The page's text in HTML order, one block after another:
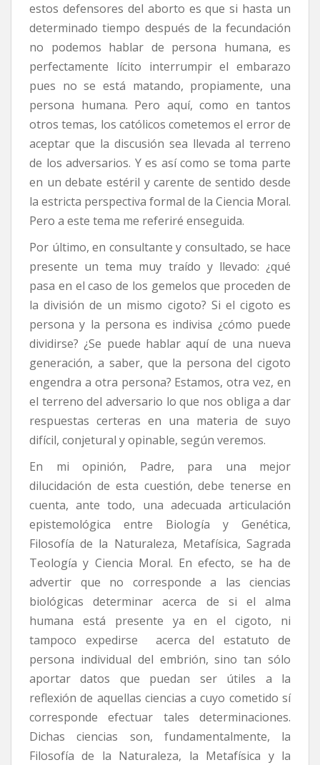
estos defensores del aborto es que si hasta un
determinado tiempo después de la fecundación
no podemos hablar de persona humana, es
perfectamente lícito interrumpir el embarazo
pues no se está matando, propiamente, una
persona humana. Pero aquí, como en tantos
otros temas, los católicos cometemos el error de
aceptar que la discusión sea llevada al terreno
de los adversarios. Y es así como se toma parte
en un debate estéril y carente de sentido desde
la estricta perspectiva formal de la Ciencia Moral.
Pero a este tema me referiré enseguida.
Por último, en consultante y consultado, se hace
presente un tema muy traído y llevado: ¿qué
pasa en el caso de los gemelos que proceden de
la división de un mismo cigoto? Si el cigoto es
persona y la persona es indivisa ¿cómo puede
dividirse? ¿Se puede hablar aquí de una nueva
generación, a saber, que la persona del cigoto
engendra a otra persona? Estamos, otra vez, en
el terreno del adversario lo que nos obliga a dar
respuestas certeras en una materia de suyo
difícil, conjetural y opinable, según veremos.
En mi opinión, Padre, para una mejor
dilucidación de esta cuestión, debe tenerse en
cuenta, ante todo, una adecuada articulación
epistemológica entre Biología y Genética,
Filosofía de la Naturaleza, Metafísica, Sagrada
Teología y Ciencia Moral. En efecto, se ha de
advertir que no corresponde a las ciencias
biológicas determinar acerca de si el alma
humana está presente ya en el cigoto, ni
tampoco expedirse acerca del estatuto de
persona individual del embrión, sino tan sólo
aportar datos que puedan ser útiles a la
reflexión de aquellas ciencias a cuyo cometido sí
corresponde efectuar tales determinaciones.
Dichas ciencias son, fundamentalmente, la
Filosofía de la Naturaleza, la Metafísica y la